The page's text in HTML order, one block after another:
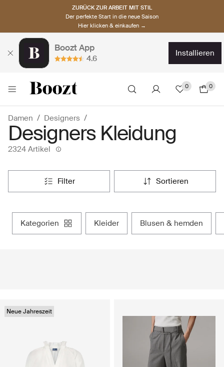
ZURÜCK ZUR ARBEIT MIT STIL
Der perfekte Start in die neue Saison
Hier klicken & einkaufen →
Boozt App
4.6
installieren
0 0
Damen Designers
Designers Kleidung
2324 Artikel
filter sortieren
kategorien kleider blusen & hemden
Neue Jahreszeit